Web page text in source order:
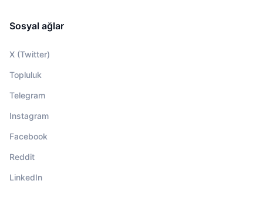
Sosyal ağlar
X (Twitter)
Topluluk
Telegram
Instagram
Facebook
Reddit
LinkedIn